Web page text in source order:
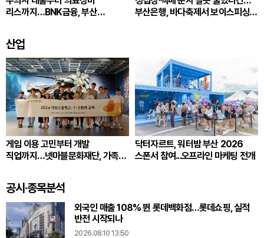
리스까지…BNK금융, 부산
부산은행, 바다축제서 보이스피싱
산업
게임 이용 고민부터 개발
직업까지…넷마블문화재단, 가족
닥터자르트, 워터밤 부산 2026
스폰서 참여...오프라인 마케팅 전개
공시·종목분석
외국인 매출 108% 뛴 롯데백화점…롯데쇼핑, 실적
반전 시작되나
2026.08.10 13:50